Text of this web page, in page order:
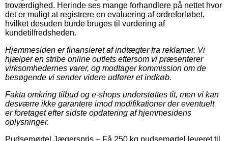
troværdighed. Herinde ses mange forhandlere på nettet hvor
det er muligt at registrere en evaluering af ordreforløbet,
hvilket desuden burde bruges til vurdering af
kundetilfredsheden.
Hjemmesiden er finansieret af indtægter fra reklamer. Vi
hjælper en stribe online outlets eftersom vi præsenterer
virksomhedernes varer, og modtager kommission om de
besøgende vi sender videre udfører et indkøb.
Fakta omkring tilbud og e-shops understøttes tit, men vi kan
desværre ikke garantere imod modifikationer der eventuelt
er foretaget efter sidste opdatering af hjemmesidens
oplysninger.